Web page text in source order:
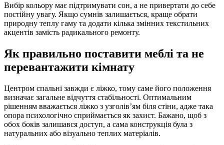
Вибір кольору має підтримувати сон, а не привертати до себе
постійну увагу. Якщо сумнів залишається, краще обрати
природну теплу гаму та додати кілька змінних текстильних
акцентів замість радикального ремонту.
Як правильно поставити меблі та не
перевантажити кімнату
Центром спальні завжди є ліжко, тому саме його положення
визначає загальне відчуття стабільності. Оптимальним
рішенням вважається ліжко з узголів’ям біля стіни, адже така
опора психологічно сприймається як захист. Бажано, щоб з
обох боків залишався доступ, а сама конструкція була з
натуральних або візуально теплих матеріалів.